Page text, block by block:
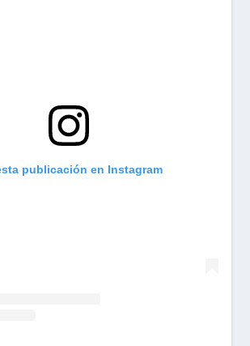
publicación en Instagram